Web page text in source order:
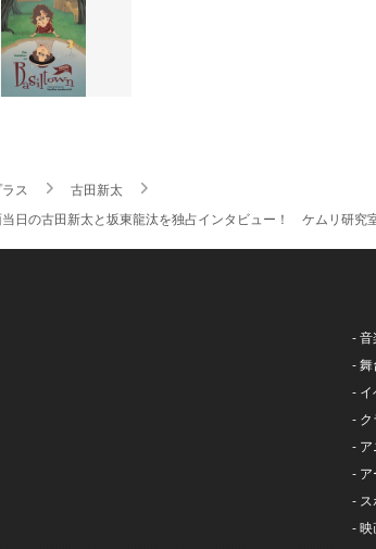
ス
古田新太
日の古田新太と坂東龍汰を独占インタビュー！ ケムリ研究
- 音
- 舞
- イ
- ク
- ア
- ア
- ス
- 映